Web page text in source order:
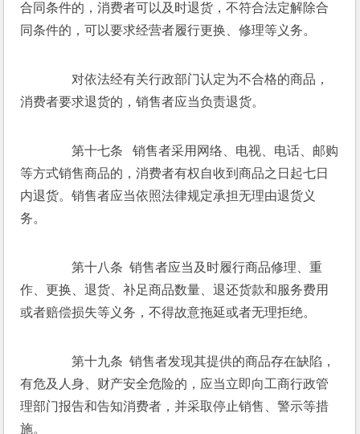
合同条件的，消费者可以及时退货，不符合法定解除合
同条件的，可以要求经营者履行更换、修理等义务。
对依法经有关行政部门认定为不合格的商品，
消费者要求退货的，销售者应当负责退货。
第十七条   销售者采用网络、电视、电话、邮购
等方式销售商品的，消费者有权自收到商品之日起七日
内退货。销售者应当依照法律规定承担无理由退货义
务。
第十八条  销售者应当及时履行商品修理、重
作、更换、退货、补足商品数量、退还货款和服务费用
或者赔偿损失等义务，不得故意拖延或者无理拒绝。
第十九条  销售者发现其提供的商品存在缺陷，
有危及人身、财产安全危险的，应当立即向工商行政管
理部门报告和告知消费者，并采取停止销售、警示等措
施。